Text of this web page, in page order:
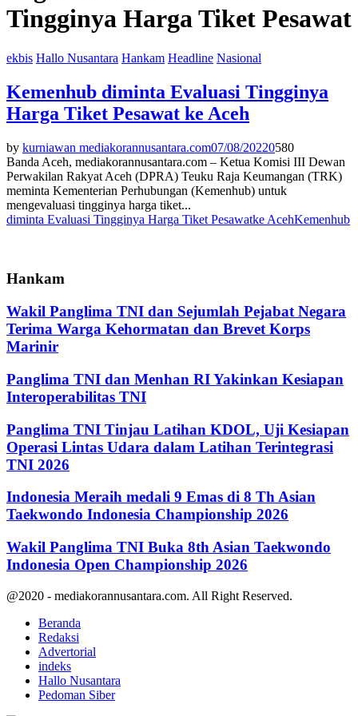
Tingginya Harga Tiket Pesawat
ekbis Hallo Nusantara Hankam Headline Nasional
Kemenhub diminta Evaluasi Tingginya
Harga Tiket Pesawat ke Aceh
by kurniawan mediakorannusantara.com07/08/20220580
Banda Aceh, mediakorannusantara.com – Ketua Komisi III Dewan
Perwakilan Rakyat Aceh (DPRA) Teuku Raja Keumangan (TRK)
meminta Kementerian Perhubungan (Kemenhub) untuk
mengevaluasi tingginya harga tiket...
diminta Evaluasi Tingginya Harga Tiket Pesawatke AcehKemenhub
Hankam
Wakil Panglima TNI dan Sejumlah Pejabat Negara
Terima Warga Kehormatan dan Brevet Korps
Marinir
Panglima TNI dan Menhan RI Yakinkan Kesiapan
Interoperabilitas TNI
Panglima TNI Tinjau Latihan KDOL, Uji Kesiapan
Operasi Lintas Udara dalam Latihan Terintegrasi
TNI 2026
Indonesia Meraih medali 9 Emas di 8 Th Asian
Taekwondo Indonesia Championship 2026
Wakil Panglima TNI Buka 8th Asian Taekwondo
Indonesia Open Championship 2026
@2020 - mediakorannusantara.com. All Right Reserved.
Beranda
Redaksi
Advertorial
indeks
Hallo Nusantara
Pedoman Siber